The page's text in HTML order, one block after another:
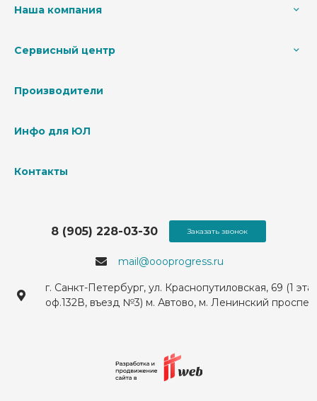
Наша компания
Сервисный центр
Производители
Инфо для ЮЛ
Контакты
mail@oooprogress.ru
8 (905) 228-03-30
г. Санкт-Петербург, ул. Краснопутиловская, 69 (1
оф.132В, въезд №3) м. Автово, м. Ленинский
Заказать звонок